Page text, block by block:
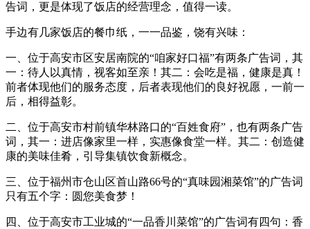
告词，更是体现了饭店的经营理念，值得一读。
手边有几家饭店的餐巾纸，一一品鉴，饶有兴味：
一、位于高安市区安居南院的“咱家好口福”有两条广告词，其
一：待人以真情，视客如至亲！其二：会吃是福，健康是真！
前者体现他们的服务态度，后者表现他们的良好祝愿，一前一
后，相得益彰。
二、位于高安市村前镇华林路口的“百姓食府”，也有两条广告
词，其一：进店像家里一样，实惠像食堂一样。其二：创造健
康的美味佳肴，引导集镇饮食新概念。
三、位于福州市仓山区首山路66号的“真味园湘菜馆”的广告词
只有五个字：圆您美食梦！
四、位于高安市工业城的“一品香川菜馆”的广告词有四句：香